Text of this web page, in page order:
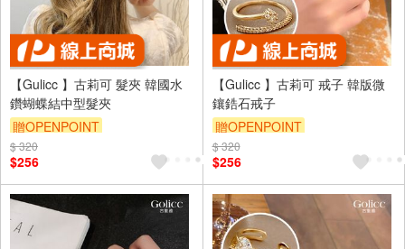
【Gulicc 】古莉可 髮夾 韓國水
鑽蝴蝶結中型髮夾
贈OPENPOINT
訂單滿999享9折
$ 320
$256
【Gulicc 】古莉可 戒子 韓版微
鑲鋯石戒子
贈OPENPOINT
訂單滿999享9折
$ 320
$256